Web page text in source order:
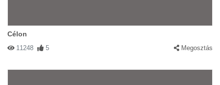
Célon
11248 5 Megosztás